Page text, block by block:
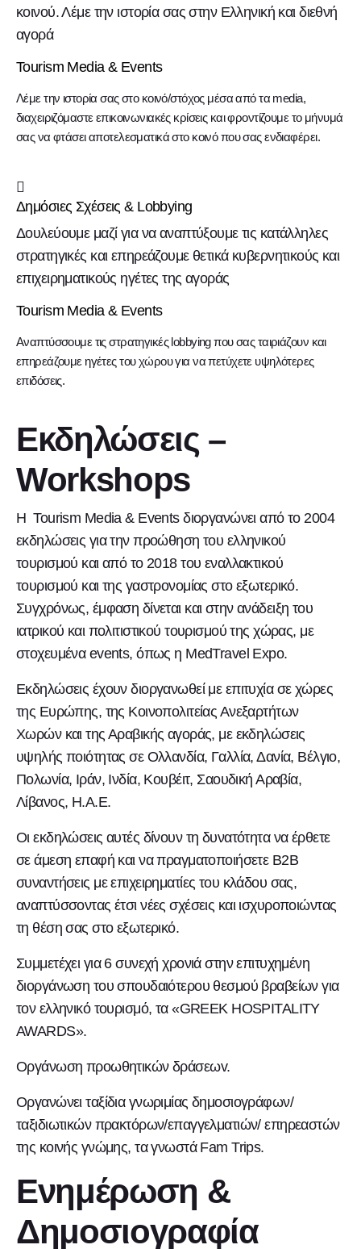
κοινού. Λέμε την ιστορία σας στην Ελληνική και διεθνή
αγορά
Tourism Media & Events
Λέμε την ιστορία σας στο κοινό/στόχος μέσα από τα media,
διαχειριζόμαστε επικοινωνιακές κρίσεις και φροντίζουμε το μήνυμά
σας να φτάσει αποτελεσματικά στο κοινό που σας ενδιαφέρει.
Δημόσιες Σχέσεις & Lobbying
Δουλεύουμε μαζί για να αναπτύξουμε τις κατάλληλες
στρατηγικές και επηρεάζουμε θετικά κυβερνητικούς και
επιχειρηματικούς ηγέτες της αγοράς
Tourism Media & Events
Αναπτύσσουμε τις στρατηγικές lobbying που σας ταιριάζουν και
επηρεάζουμε ηγέτες του χώρου για να πετύχετε υψηλότερες
επιδόσεις.
Εκδηλώσεις –
Workshops
Η Tourism Media & Events διοργανώνει από το 2004
εκδηλώσεις για την προώθηση του ελληνικού
τουρισμού και από το 2018 του εναλλακτικού
τουρισμού και της γαστρονομίας στο εξωτερικό.
Συγχρόνως, έμφαση δίνεται και στην ανάδειξη του
ιατρικού και πολιτιστικού τουρισμού της χώρας, με
στοχευμένα events, όπως η MedTravel Expo.
Εκδηλώσεις έχουν διοργανωθεί με επιτυχία σε χώρες
της Ευρώπης, της Κοινοπολιτείας Ανεξαρτήτων
Χωρών και της Αραβικής αγοράς, με εκδηλώσεις
υψηλής ποιότητας σε Ολλανδία, Γαλλία, Δανία, Βέλγιο,
Πολωνία, Ιράν, Ινδία, Κουβέιτ, Σαουδική Αραβία,
Λίβανος, Η.Α.Ε.
Οι εκδηλώσεις αυτές δίνουν τη δυνατότητα να έρθετε
σε άμεση επαφή και να πραγματοποιήσετε Β2Β
συναντήσεις με επιχειρηματίες του κλάδου σας,
αναπτύσσοντας έτσι νέες σχέσεις και ισχυροποιώντας
τη θέση σας στο εξωτερικό.
Συμμετέχει για 6 συνεχή χρονιά στην επιτυχημένη
διοργάνωση του σπουδαιότερου θεσμού βραβείων για
τον ελληνικό τουρισμό, τα «GREEK HOSPITALITY
AWARDS».
Οργάνωση προωθητικών δράσεωv.
Οργανώνει ταξίδια γνωριμίας δημοσιογράφων/
ταξιδιωτικών πρακτόρων/επαγγελματιών/ επηρεαστών
της κοινής γνώμης, τα γνωστά Fam Trips.
Ενημέρωση &
Δημοσιογραφία